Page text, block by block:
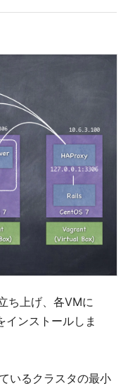
ち上げ、各VMに
ンストールしま
いるクラスタの最小